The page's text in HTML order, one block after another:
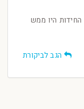
היו ממש
הגב לביקורת